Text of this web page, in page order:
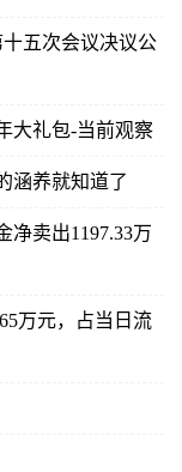
五次会议决议公
大礼包-当前观察
涵养就知道了
净卖出1197.33万
万元，占当日流